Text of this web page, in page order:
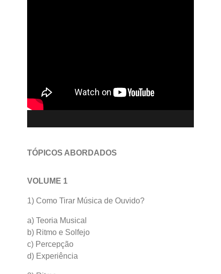
TÓPICOS ABORDADOS
VOLUME 1
1) Como Tirar Música de Ouvido?
a) Teoria Musical
b) Ritmo e Solfejo
c) Percepção
d) Experiência